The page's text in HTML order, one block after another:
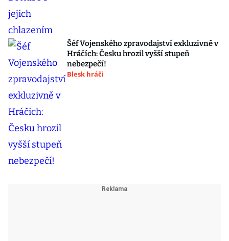
Šéf Vojenského zpravodajství exkluzivně v
Hráčích: Česku hrozil vyšší stupeň
nebezpečí!
Blesk hráči